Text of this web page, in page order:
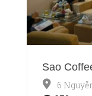
Sao
6